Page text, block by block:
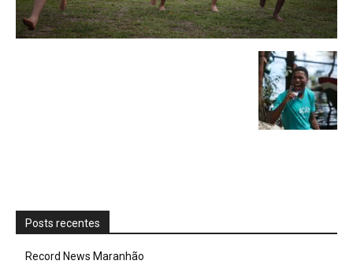
Posts recentes
Record News Maranhão